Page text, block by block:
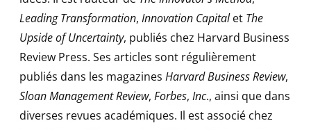
Leading Transformation, Innovation Capitalet The
Upside of Uncertainty, publiés chez Harvard Business
Review Press. Ses articles sont régulièrement
publiés dans les magazines Harvard Business Review,
Sloan Management Review, Forbes, Inc., ainsi que dans
diverses revues académiques. Il est associé chez